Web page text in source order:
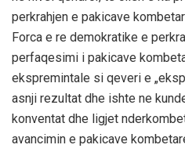
perkrahjen e pakicave
Forca e re demokratike e
perfaqesimi i pakicave
ekspremintale si qeveri e
asnji rezultat dhe ishte ne
konventat dhe ligjet
avancimin e pakicave